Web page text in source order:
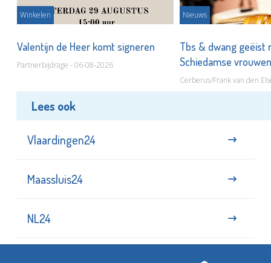
Winkelen
Valentijn de Heer komt signeren
Partnerbijdrage - 06-08-2026
Nieuws
Tbs & dwang geëist
Schiedamse
Cerberus/Frank van den
Lees ook
Vlaardingen24
Maassluis24
NL24